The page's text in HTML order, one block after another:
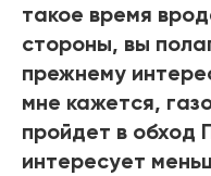
такое время
стороны, вы
прежнему
мне кажется,
пройдет в обход
интересует